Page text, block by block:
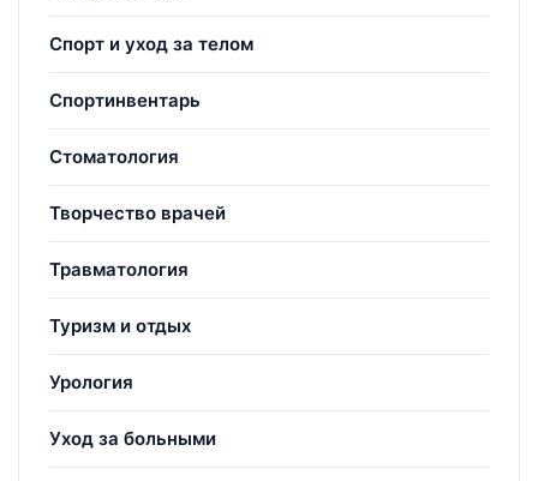
Спорт и уход за телом
Спортинвентарь
Стоматология
Творчество врачей
Травматология
Туризм и отдых
Урология
Уход за больными